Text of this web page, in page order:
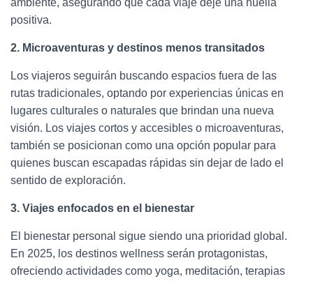
ambiente, asegurando que cada viaje deje una huella
positiva.
2. Microaventuras y destinos menos transitados
Los viajeros seguirán buscando espacios fuera de las
rutas tradicionales, optando por experiencias únicas en
lugares culturales o naturales que brindan una nueva
visión. Los viajes cortos y accesibles o microaventuras,
también se posicionan como una opción popular para
quienes buscan escapadas rápidas sin dejar de lado el
sentido de exploración.
3. Viajes enfocados en el bienestar
El bienestar personal sigue siendo una prioridad global.
En 2025, los destinos wellness serán protagonistas,
ofreciendo actividades como yoga, meditación, terapias